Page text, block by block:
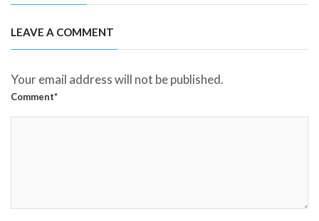
LEAVE A COMMENT
Your email address will not be published.
Comment*